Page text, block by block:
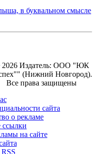
в буквальном смысле
Издатель: ООО "ЮК
(Нижний Новгород).
Все права защищены
сайта
о рекламе
ссылки
на сайте